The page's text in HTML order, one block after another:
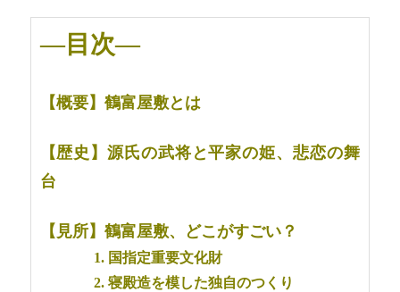
—目次—
【概要】鶴富屋敷とは
【歴史】源氏の武将と平家の姫、悲恋の舞
台
【見所】鶴富屋敷、どこがすごい？
1. 国指定重要文化財
2. 寝殿造を模した独自のつくり